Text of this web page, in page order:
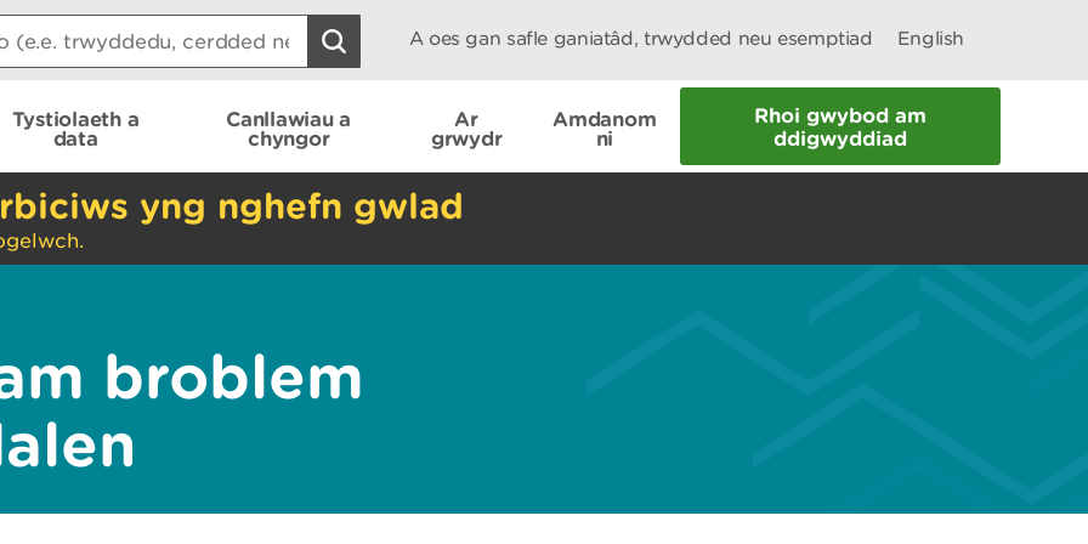
A oes gan safle ganiatâd, trwydded neu esemptiad English
Tystiolaeth a
data
Canllawiau a
chyngor
Ar
grwydr
Amdanom
ni
Rhoi gwybod am
ddigwyddiad
yng nghefn gwlad
broblem